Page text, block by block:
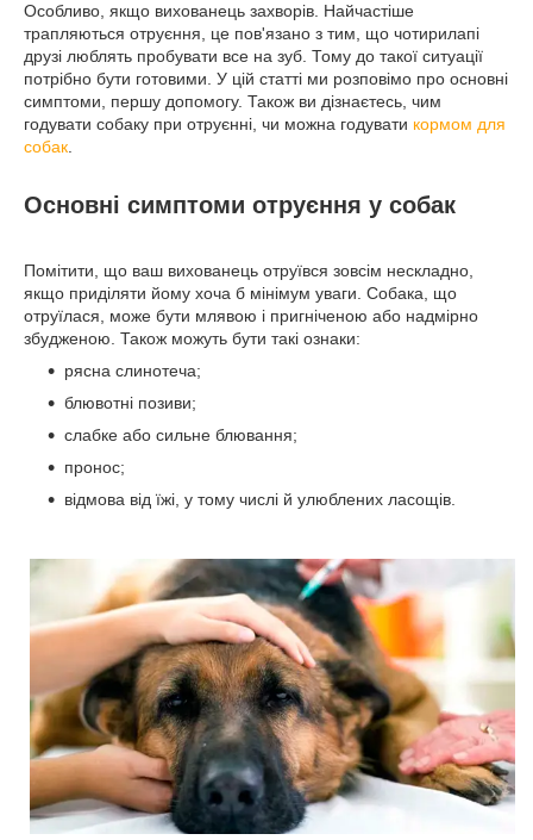
Особливо, якщо вихованець захворів. Найчастіше
трапляються отруєння, це пов'язано з тим, що чотирилапі
друзі люблять пробувати все на зуб. Тому до такої ситуації
потрібно бути готовими. У цій статті ми розповімо про основні
симптоми, першу допомогу. Також ви дізнаєтесь, чим
годувати собаку при отруєнні, чи можна годувати кормом для
собак
Основні симптоми отруєння у собак
Помітити, що ваш вихованець отруївся зовсім нескладно,
якщо приділяти йому хоча б мінімум уваги. Собака, що
отруїлася, може бути млявою і пригніченою або надмірно
збудженою. Також можуть бути такі ознаки:
рясна слинотеча;
блювотні позиви;
слабке або сильне блювання;
пронос;
відмова від їжі, у тому числі й улюблених ласощів.